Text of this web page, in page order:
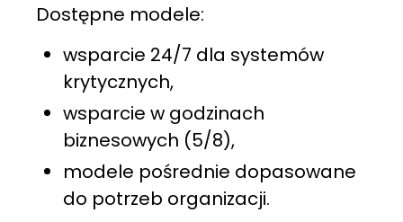
Dostępne modele:
wsparcie 24/7 dla systemów
krytycznych,
wsparcie w godzinach
biznesowych (5/8),
modele pośrednie dopasowane
do potrzeb organizacji.